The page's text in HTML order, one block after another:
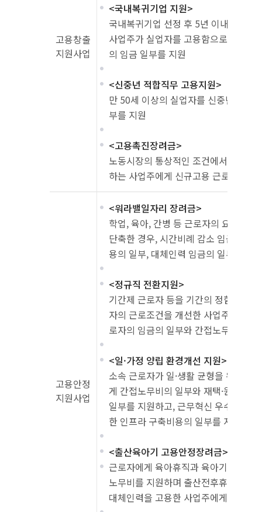
고용창출
지원사업
<국내복귀기업 지원>
국내복귀기업 선정 후 5년 이내인 기
사업주가 실업자를 고용함으로써 근로
의 임금 일부를 지원
<신중년 적합직무 고용지원>
만 50세 이상의 실업자를 신중년 적합
부를 지원
<고용촉진장려금>
노동시장의 통상적인 조건에서 취업이
하는 사업주에게 신규고용 근로자 임
고용안정
지원사업
<워라밸일자리 장려금>
학업, 육아, 간병 등 근로자의 요청에
단축한 경우, 시간비례 감소 임금보다
용의 일부, 대체인력 임금의 일부를 지
<정규직 전환지원>
기간제 근로자 등을 기간의 정함이 없
자의 근로조건을 개선한 사업주에게
로자의 임금의 일부와 간접노무비 지원
<일·가정 양립 환경개선 지원>
소속 근로자가 일·생활 균형을 위해 유
게 간접노무비의 일부와 재택·원격근
일부를 지원하고, 근무혁신 우수기업
한 인프라 구축비용의 일부를 지원
<출산육아기 고용안정장려금>
근로자에게 육아휴직과 육아기 근로시
노무비를 지원하며 출산전후휴가, 유
대체인력을 고용한 사업주에게 대체인